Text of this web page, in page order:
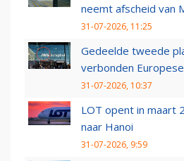
neemt afscheid van
31-07-2026, 11:25
Gedeelde tweede
verbonden
31-07-2026, 10:37
LOT opent in maart
naar Hanoi
31-07-2026, 9:59